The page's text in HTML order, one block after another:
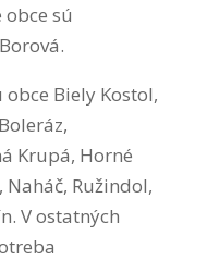
sú
Biely Kostol,
Krupá, Horné
Naháč, Ružindol,
V ostatných